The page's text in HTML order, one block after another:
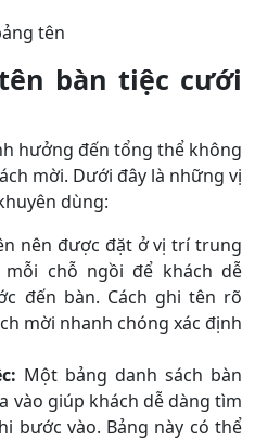
bàn tiệc cưới
hưởng đến tổng thể không
mời. Dưới đây là những vị
dùng:
nên được đặt ở vị trí trung
chỗ ngồi để khách dễ
đến bàn. Cách ghi tên rõ
mời nhanh chóng xác định
Một bảng danh sách bàn
vào giúp khách dễ dàng tìm
bước vào. Bảng này có thể